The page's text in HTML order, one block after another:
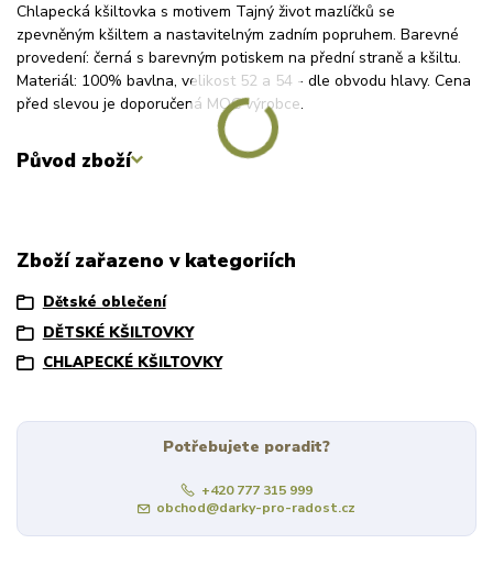
Chlapecká kšiltovka s motivem Tajný život mazlíčků se
zpevněným kšiltem a nastavitelným zadním popruhem. Barevné
provedení: černá s barevným potiskem na přední straně a kšiltu.
Materiál: 100% bavlna, velikost 52 a 54 - dle obvodu hlavy. Cena
před slevou je doporučená MOC výrobce.
Původ zboží
Zboží zařazeno v kategoriích
Dětské oblečení
DĚTSKÉ KŠILTOVKY
CHLAPECKÉ KŠILTOVKY
Potřebujete poradit?
+420 777 315 999
obchod@darky-pro-radost.cz